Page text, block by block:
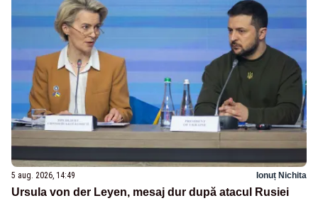
5 aug. 2026, 14:49 Ionuț Nichita
Ursula von der Leyen, mesaj dur după atacul Rusiei